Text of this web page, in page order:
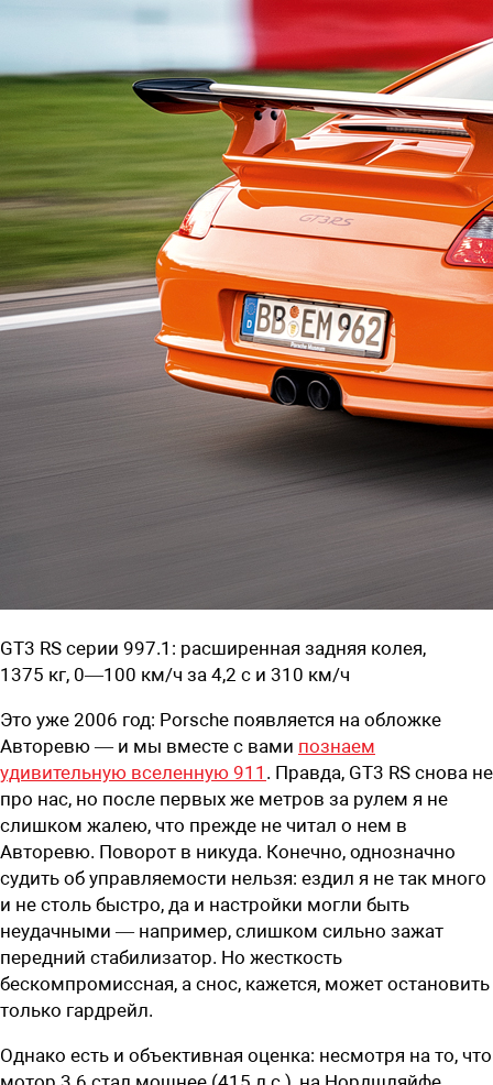
GT3 RS серии 997.1: расширенная задняя колея,
1375 кг, 0—100 км/ч за 4,2 с и 310 км/ч
Это уже 2006 год: Porsche появляется на обложке
Авторевю — и мы вместе с вами познаем
удивительную вселенную 911 . Правда, GT3 RS снова не
про нас, но после первых же метров за рулем я не
слишком жалею, что прежде не читал о нем в
Авторевю. Поворот в никуда. Конечно, однозначно
судить об управляемости нельзя: ездил я не так много
и не столь быстро, да и настройки могли быть
неудачными — например, слишком сильно зажат
передний стабилизатор. Но жесткость
бескомпромиссная, а снос, кажется, может остановить
только гардрейл.
Однако есть и объективная оценка: несмотря на то, что